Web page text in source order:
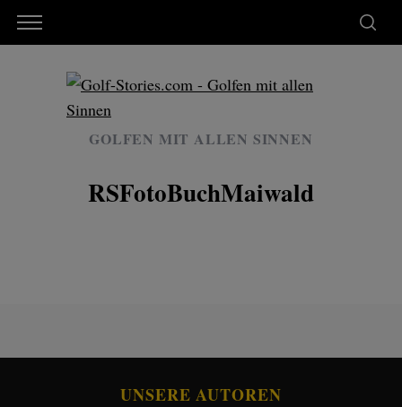
GOLFEN MIT ALLEN SINNEN
RSFotoBuchMaiwald
UNSERE AUTOREN